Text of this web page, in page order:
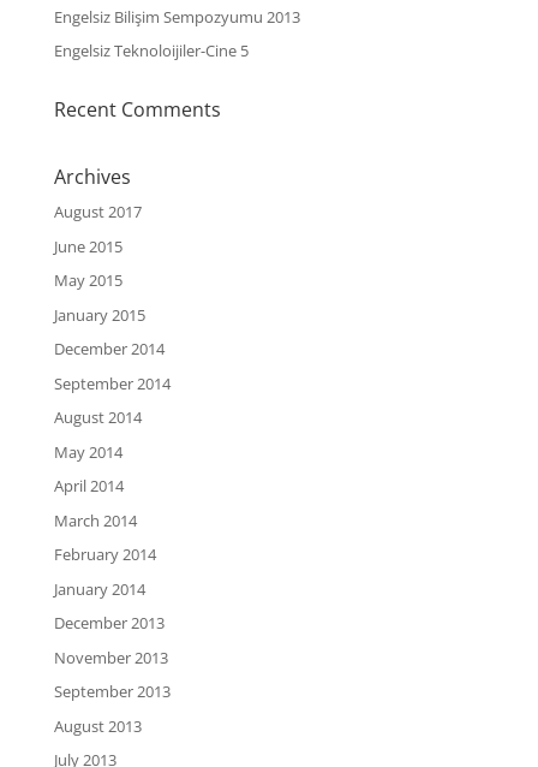
Engelsiz Bilişim Sempozyumu 2013
Engelsiz Teknoloijiler-Cine 5
Recent Comments
Archives
August 2017
June 2015
May 2015
January 2015
December 2014
September 2014
August 2014
May 2014
April 2014
March 2014
February 2014
January 2014
December 2013
November 2013
September 2013
August 2013
July 2013